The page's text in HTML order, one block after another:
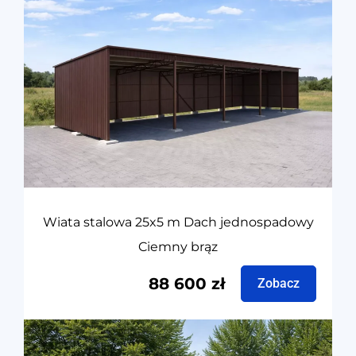
Wiata stalowa 25x5 m Dach jednospadowy
Ciemny brąz
88 600 zł Zobacz